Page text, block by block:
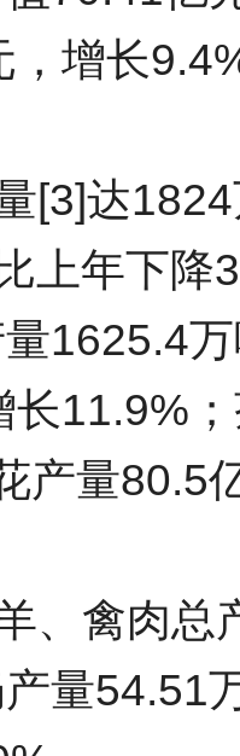
，增长
[3]达
上年下降
1625.4
长11.9%
产量80.5
、禽肉总
量54.51